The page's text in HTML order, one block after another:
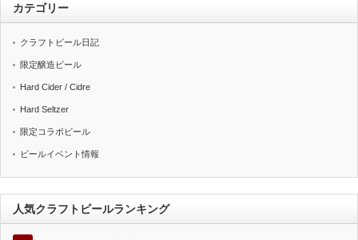
カテゴリー
クラフトビール日記
限定醸造ビール
Hard Cider / Cidre
Hard Seltzer
限定コラボビール
ビールイベント情報
人気クラフトビールランキング